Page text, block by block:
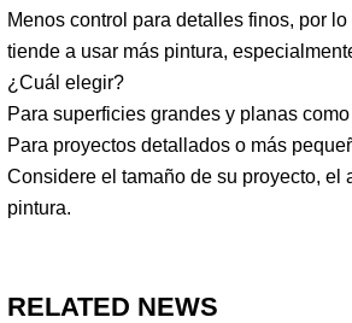
Menos control para detalles finos, por
tiende a usar más pintura,
¿Cuál elegir?
Para superficies grandes y planas
Para proyectos detallados o más
Considere el tamaño de su proyecto,
pintura.
RELATED NEWS